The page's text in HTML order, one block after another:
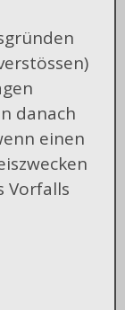
danach
einen
Vorfalls